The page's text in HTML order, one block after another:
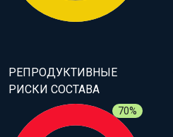
РЕПРОДУКТИВНЫЕ
РИСКИ СОСТАВА
70%